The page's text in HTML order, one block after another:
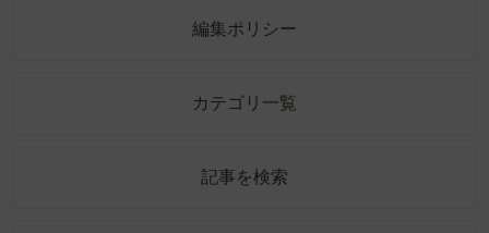
編集ポリシー
カテゴリ一覧
記事を検索